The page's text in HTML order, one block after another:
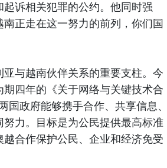
诉相关犯罪的公约。他同时强
正走在这一努力的前列，你们国
与越南伙伴关系的重要支柱。今
四年的《关于网络与关键技术合
政府能够携手合作、共享信息、
力。目标是为公民提供最高标准
合作保护公民、企业和经济免受